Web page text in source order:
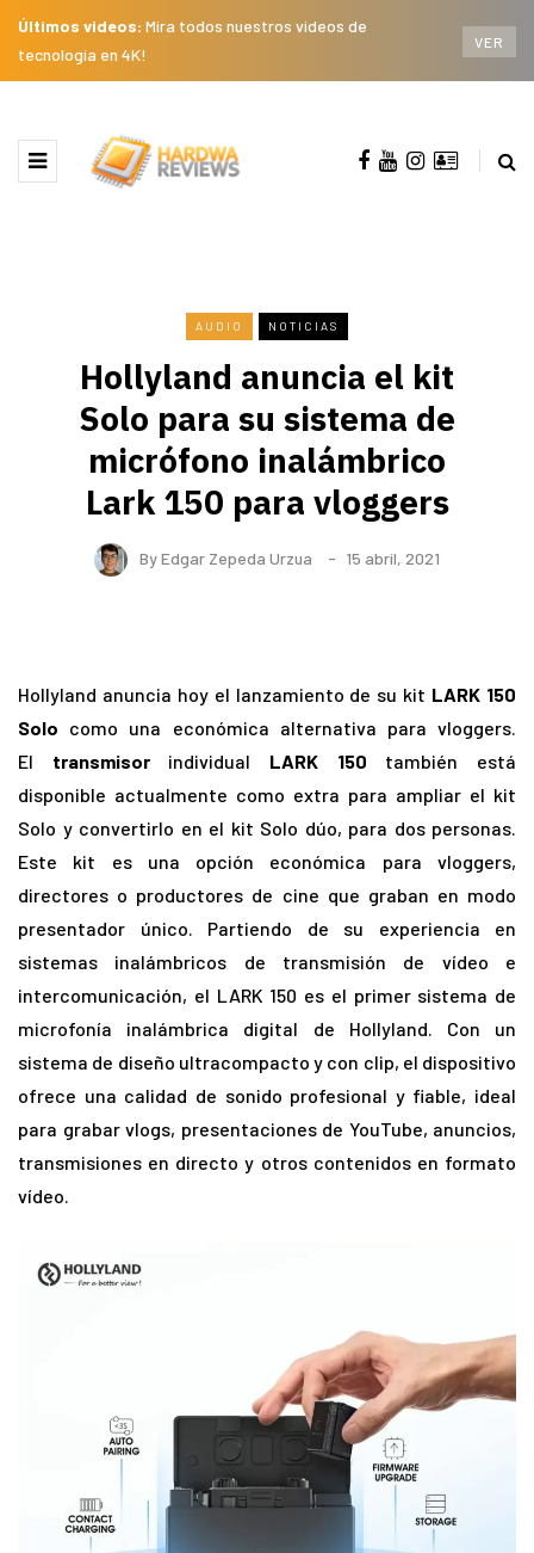
Últimos videos: Mira todos nuestros videos de
tecnología en 4K!
VER
AUDIO NOTICIAS
Hollyland anuncia el kit
Solo para su sistema de
micrófono inalámbrico
Lark 150 para vloggers
ByEdgar Zepeda Urzua 15 abril, 2021
Hollyland anuncia hoy el lanzamiento de su kit LARK 150
Solo como una económica alternativa para vloggers.
El transmisorindividual LARK 150 también está
disponible actualmente como extra para ampliar el kit
Solo y convertirlo en el kit Solo dúo, para dos personas.
Este kit es una opción económica para vloggers,
directores o productores de cine que graban en modo
presentador único. Partiendo de su experiencia en
sistemas inalámbricos de transmisión de vídeo e
intercomunicación, el LARK 150 es el primer sistema de
microfonía inalámbrica digital de Hollyland. Con un
sistema de diseño ultracompacto y con clip, el dispositivo
ofrece una calidad de sonido profesional y fiable, ideal
para grabar vlogs, presentaciones de YouTube, anuncios,
transmisiones en directo y otros contenidos en formato
vídeo.